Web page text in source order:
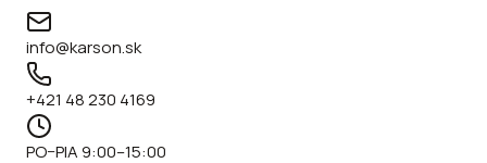
info@karson.sk
+421 48 230 4169
PO–PIA 9:00–15:00